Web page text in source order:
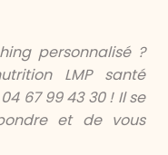
personnalisé ?
LMP santé
67 99 43 30 ! Il se
et de vous